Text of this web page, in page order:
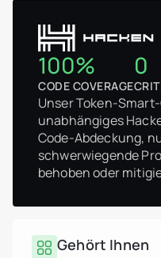
100%
CODE COVERAGE
0
Unser Token-
unabhängiges
Code-Abdeckung,
schwerwiegende
behoben oder
Gehört Ihnen